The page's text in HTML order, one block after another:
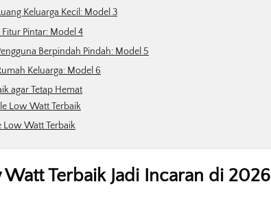
Keluarga Kecil: Model 3
Pintar: Model 4
Berpindah Pindah: Model 5
Keluarga: Model 6
agar Tetap Hemat
Low Watt Terbaik
Low Watt Terbaik
Terbaik Jadi Incaran di 2026